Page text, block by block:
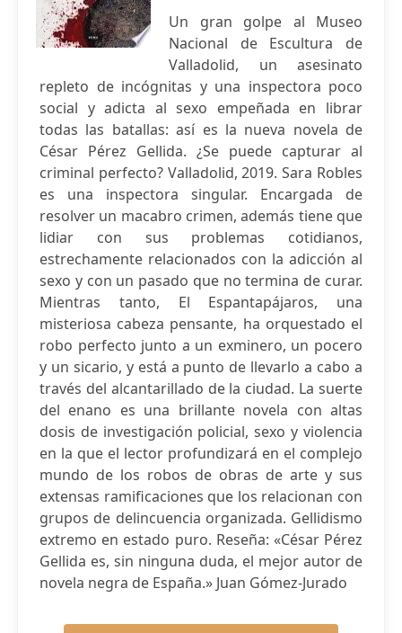
Un gran golpe al Museo
Nacional de Escultura de
Valladolid, un asesinato
repleto de incógnitas y una inspectora poco
social y adicta al sexo empeñada en librar
todas las batallas: así es la nueva novela de
César Pérez Gellida. ¿Se puede capturar al
criminal perfecto? Valladolid, 2019. Sara Robles
es una inspectora singular. Encargada de
resolver un macabro crimen, además tiene que
lidiar con sus problemas cotidianos,
estrechamente relacionados con la adicción al
sexo y con un pasado que no termina de curar.
Mientras tanto, El Espantapájaros, una
misteriosa cabeza pensante, ha orquestado el
robo perfecto junto a un exminero, un pocero
y un sicario, y está a punto de llevarlo a cabo a
través del alcantarillado de la ciudad. La suerte
del enano es una brillante novela con altas
dosis de investigación policial, sexo y violencia
en la que el lector profundizará en el complejo
mundo de los robos de obras de arte y sus
extensas ramificaciones que los relacionan con
grupos de delincuencia organizada. Gellidismo
extremo en estado puro. Reseña: «César Pérez
Gellida es, sin ninguna duda, el mejor autor de
novela negra de España.» Juan Gómez-Jurado